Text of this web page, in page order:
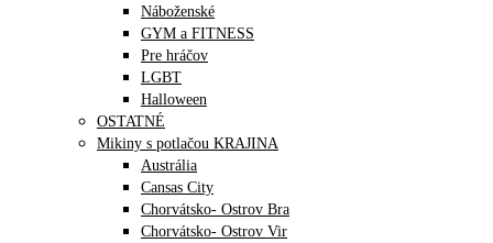
Náboženské
GYM a FITNESS
Pre hráčov
LGBT
Halloween
OSTATNÉ
Mikiny s potlačou KRAJINA
Austrália
Cansas City
Chorvátsko- Ostrov Bra
Chorvátsko- Ostrov Vir